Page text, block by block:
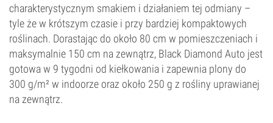
charakterystycznym smakiem i działaniem tej odmiany –
tyle że w krótszym czasie i przy bardziej kompaktowych
roślinach. Dorastając do około 80 cm w pomieszczeniach i
maksymalnie 150 cm na zewnątrz, Black Diamond Auto jest
gotowa w 9 tygodni od kiełkowania i zapewnia plony do
300 g/m² w indoorze oraz około 250 g z rośliny uprawianej
na zewnątrz.